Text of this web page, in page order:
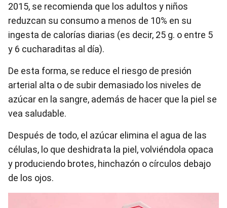
2015, se recomienda que los adultos y niños
reduzcan su consumo a menos de 10% en su
ingesta de calorías diarias (es decir, 25 g. o entre 5
y 6 cucharaditas al día).
De esta forma, se reduce el riesgo de presión
arterial alta o de subir demasiado los niveles de
azúcar en la sangre, además de hacer que la piel se
vea saludable.
Después de todo, el azúcar elimina el agua de las
células, lo que deshidrata la piel, volviéndola opaca
y produciendo brotes, hinchazón o círculos debajo
de los ojos.